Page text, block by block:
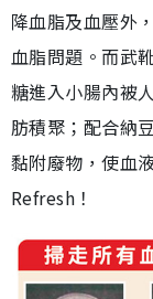
降血脂及血壓外
血脂問題。而武
糖進入小腸內被
肪積聚；配合納
黏附廢物，使血
Refresh！